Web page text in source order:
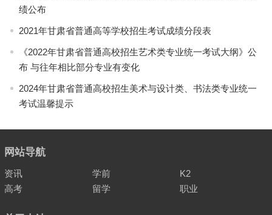
绩公布
2021年甘肃省普通高等学校招生考试成绩分段表
《2022年甘肃省普通高校招生艺术类专业统一考试大纲》公
布 与往年相比部分专业有变化
2024年甘肃省普通高校招生美术与设计类、书法类专业统一
考试温馨提示
网站导航
资讯 学前
K2
高考
留学 职业